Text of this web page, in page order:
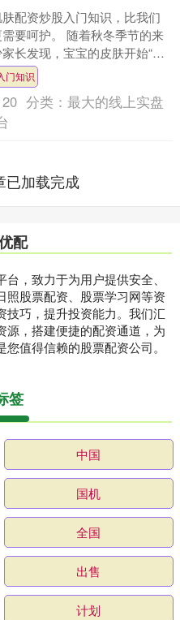
配资炒股入门知识，比我们
要呵护。 随着秋冬季节的来
长发现，宝宝的皮肤开始“报
燥起皮、发红发痒，甚至出
象。这是....
门知识
分类：最大的线上实盘
已加载完成
配
，致力于为用户提供安全、
照股票配资、股票学习网等资
技巧，提升投资能力。我们汇
源，搭建便捷的配资通道，为
值得信赖的股票配资公司。
签
中国
国机
全国
出售
计划